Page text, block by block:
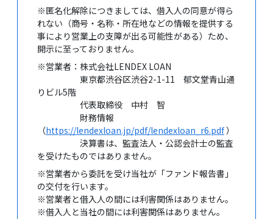
※匿名化解除につきましては、借入人の同意が得ら
れない（商号・名称・所在地などの情報を提供する
事により営業上の支障が出る可能性がある）ため、
開示に至っておりません。
※営業者：株式会社LENDEX LOAN
東京都渋谷区渋谷2-1-11 郁文堂青山通
りビル5階
代表取締役 中村 智
財務情報
（https://lendexloan.jp/pdf/lendexloan_r6.pdf）
決算書は、監査法人・公認会計士の監査
を受けたものではありません。
※営業者から委託を受け当社が「ファンド報告書」
の交付を行います。
※営業者と借入人の間には利害関係はありません。
※借入人と当社の間には利害関係はありません。